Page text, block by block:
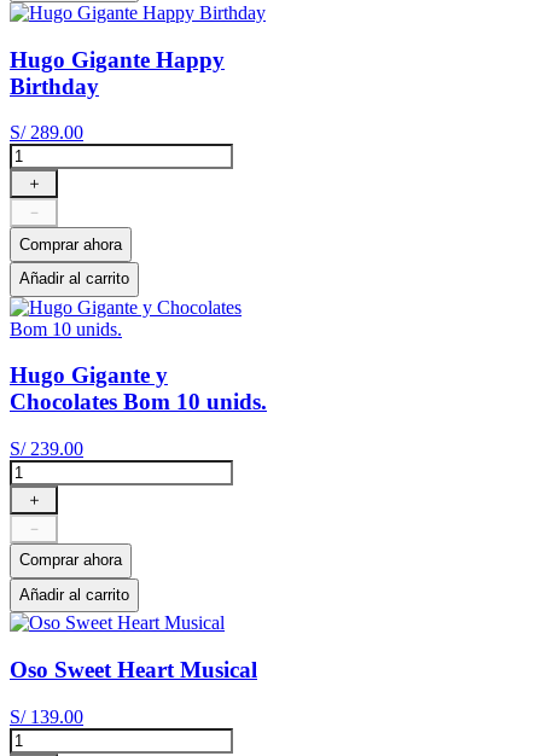
Hugo Gigante Happy
Birthday
S/ 289.00
＋
－
Comprar ahora
Añadir al carrito
Hugo Gigante y
Chocolates Bom 10 unids.
S/ 239.00
＋
－
Comprar ahora
Añadir al carrito
Oso Sweet Heart Musical
S/ 139.00